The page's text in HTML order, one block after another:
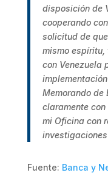
disposición de
cooperando
solicitud de
mismo
con Venezuela
Memorando de
claramente
mi Oficina con
Fuente: Banca y